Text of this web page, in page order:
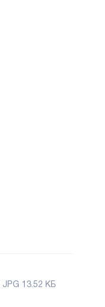
JPG 13.52 КБ